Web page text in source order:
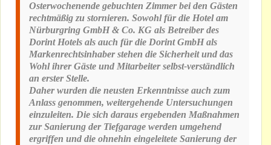
Osterwochenende gebuchten Zimmer bei den Gästen
rechtmäßig zu stornieren. Sowohl für die Hotel am
Nürburgring GmbH & Co. KG als Betreiber des
Dorint Hotels als auch für die Dorint GmbH als
Markenrechtsinhaber stehen die Sicherheit und das
Wohl ihrer Gäste und Mitarbeiter selbst-verständlich
an erster Stelle.
Daher wurden die neusten Erkenntnisse auch zum
Anlass genommen, weitergehende Untersuchungen
einzuleiten. Die sich daraus ergebenden Maßnahmen
zur Sanierung der Tiefgarage werden umgehend
ergriffen und die ohnehin eingeleitete Sanierung der